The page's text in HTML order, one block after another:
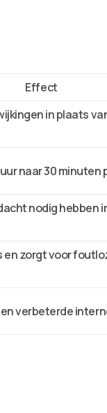
Effect
in plaats
naar 30 minuten
nodig hebben
zorgt voor
verbeterde